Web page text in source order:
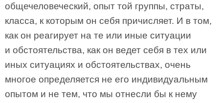
общечеловеческий, опыт той группы, страты,
класса, к которым он себя причисляет. И в том,
как он реагирует на те или иные ситуации
и обстоятельства, как он ведет себя в тех или
иных ситуациях и обстоятельствах, очень
многое определяется не его индивидуальным
опытом и не тем, что мы отнесли бы к нему